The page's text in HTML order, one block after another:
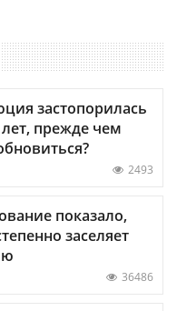
застопорилась
прежде чем
2493
показало,
заселяет
36486